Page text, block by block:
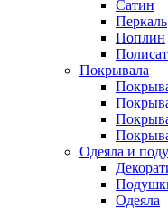
Сатин
Перкаль
Поплин
Покрывала
Одеяла и
Одеяла